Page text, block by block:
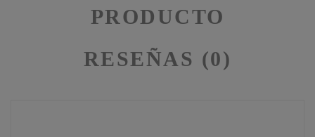
PRODUCTO
RESEÑAS (0)